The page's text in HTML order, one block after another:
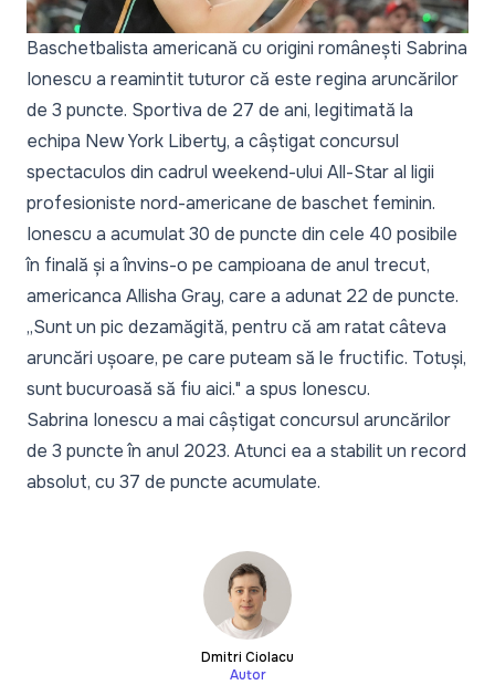
Baschetbalista americană cu origini românești Sabrina
Ionescu a reamintit tuturor că este regina aruncărilor
de 3 puncte. Sportiva de 27 de ani, legitimată la
echipa New York Liberty, a câștigat concursul
spectaculos din cadrul weekend-ului All-Star al ligii
profesioniste nord-americane de baschet feminin.
Ionescu a acumulat 30 de puncte din cele 40 posibile
în finală și a învins-o pe campioana de anul trecut,
americanca Allisha Gray, care a adunat 22 de puncte.
„Sunt un pic dezamăgită, pentru că am ratat câteva
aruncări ușoare, pe care puteam să le fructific. Totuși,
sunt bucuroasă să fiu aici." a spus Ionescu.
Sabrina Ionescu a mai câștigat concursul aruncărilor
de 3 puncte în anul 2023. Atunci ea a stabilit un record
absolut, cu 37 de puncte acumulate.
Dmitri Ciolacu
Autor